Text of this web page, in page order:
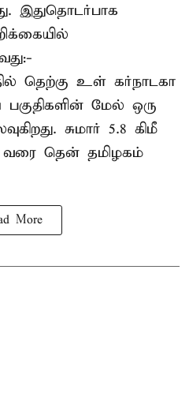
இதுதொடர்பாக
தெற்கு உள் கர்நாடகா
மேல் ஒரு
சுமார் 5.8 கிமீ
வரை தென் தமிழகம்
More